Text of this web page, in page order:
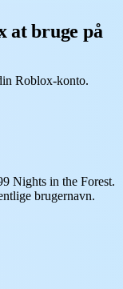
at bruge på
Roblox-konto.
Nights in the Forest.
brugernavn.